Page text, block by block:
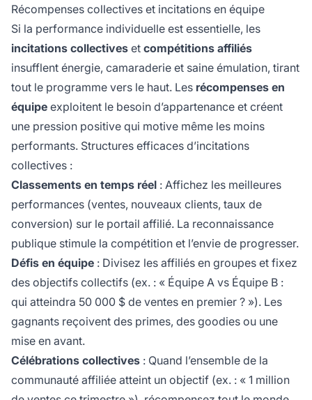
Récompenses collectives et incitations en équipe
Si la performance individuelle est essentielle, les
incitations collectives et compétitions affiliés
insufflent énergie, camaraderie et saine émulation, tirant
tout le programme vers le haut. Les récompenses en
équipe exploitent le besoin d’appartenance et créent
une pression positive qui motive même les moins
performants. Structures efficaces d’incitations
collectives :
Classements en temps réel : Affichez les meilleures
performances (ventes, nouveaux clients, taux de
conversion) sur le portail affilié. La reconnaissance
publique stimule la compétition et l’envie de progresser.
Défis en équipe : Divisez les affiliés en groupes et fixez
des objectifs collectifs (ex. : « Équipe A vs Équipe B :
qui atteindra 50 000 $ de ventes en premier ? »). Les
gagnants reçoivent des primes, des goodies ou une
mise en avant.
Célébrations collectives : Quand l’ensemble de la
communauté affiliée atteint un objectif (ex. : « 1 million